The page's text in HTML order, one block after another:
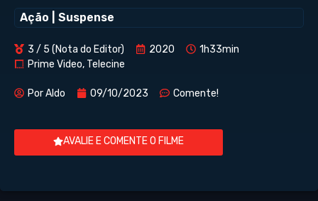
Ação Suspense
3 / 5 (Nota do Editor) 2020
1h33min
Prime Video, Telecine
PorAldo 09/10/2023 Comente!
AVALIE E COMENTE O FILME